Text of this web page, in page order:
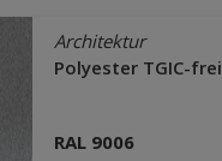
Architektur
Polyester TGIC-frei
RAL 9006